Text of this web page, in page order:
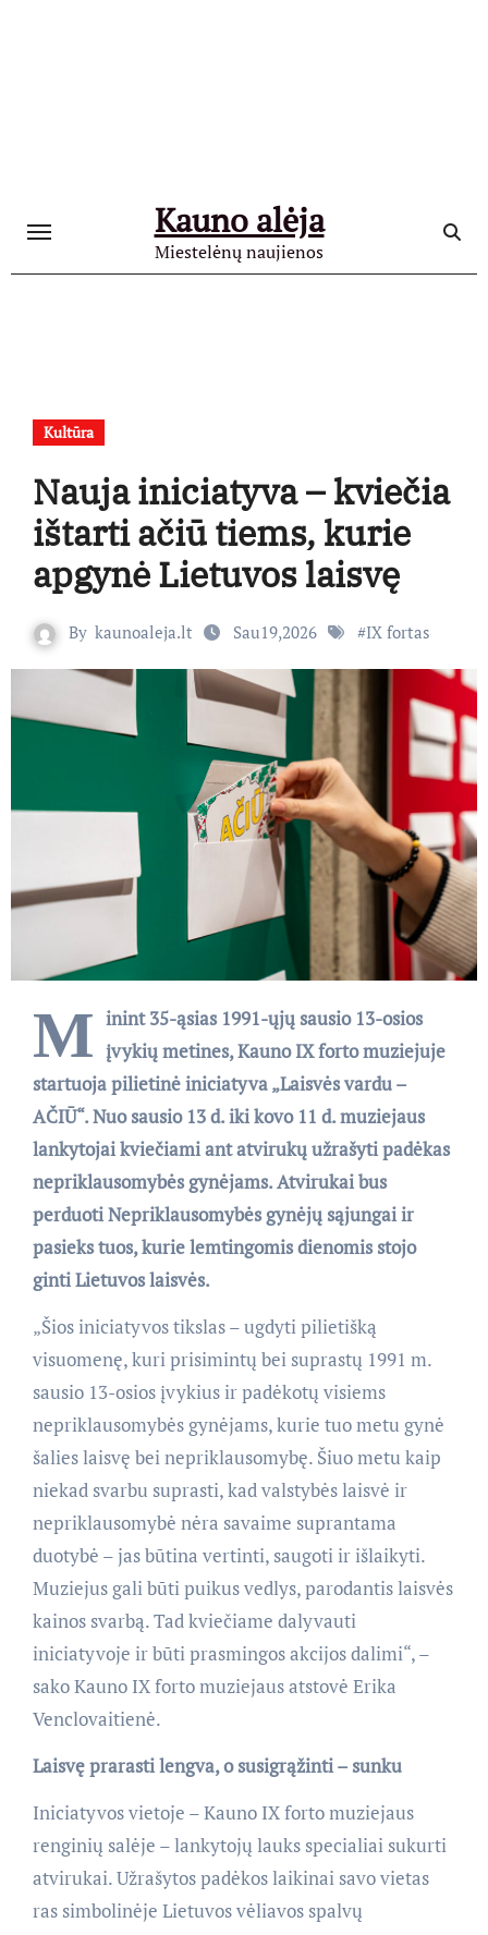
Kauno alėja
Miestelėnų naujienos
Kultūra
Nauja iniciatyva – kviečia
ištarti ačiū tiems, kurie
apgynė Lietuvos laisvę
By kaunoaleja.lt Sau19,2026 #IX fortas
M inint 35-ąsias 1991-ųjų sausio 13-osios
įvykių metines, Kauno IX forto muziejuje
startuoja pilietinė iniciatyva „Laisvės vardu –
AČIŪ“. Nuo sausio 13 d. iki kovo 11 d. muziejaus
lankytojai kviečiami ant atvirukų užrašyti padėkas
nepriklausomybės gynėjams. Atvirukai bus
perduoti Nepriklausomybės gynėjų sąjungai ir
pasieks tuos, kurie lemtingomis dienomis stojo
ginti Lietuvos laisvės.
„Šios iniciatyvos tikslas – ugdyti pilietišką
visuomenę, kuri prisimintų bei suprastų 1991 m.
sausio 13-osios įvykius ir padėkotų visiems
nepriklausomybės gynėjams, kurie tuo metu gynė
šalies laisvę bei nepriklausomybę. Šiuo metu kaip
niekad svarbu suprasti, kad valstybės laisvė ir
nepriklausomybė nėra savaime suprantama
duotybė – jas būtina vertinti, saugoti ir išlaikyti.
Muziejus gali būti puikus vedlys, parodantis laisvės
kainos svarbą. Tad kviečiame dalyvauti
iniciatyvoje ir būti prasmingos akcijos dalimi“, –
sako Kauno IX forto muziejaus atstovė Erika
Venclovaitienė.
Laisvę prarasti lengva, o susigrąžinti – sunku
Iniciatyvos vietoje – Kauno IX forto muziejaus
renginių salėje – lankytojų lauks specialiai sukurti
atvirukai. Užrašytos padėkos laikinai savo vietas
ras simbolinėje Lietuvos vėliavos spalvų